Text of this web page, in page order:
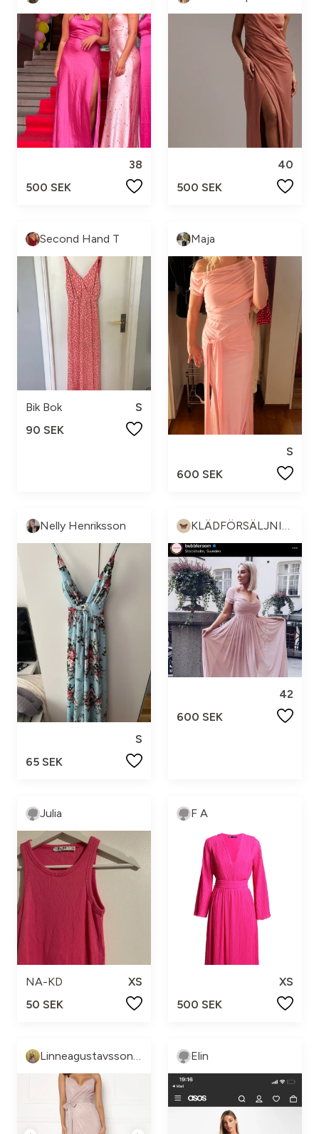
38
500 SEK
40
500 SEK
Second Hand T
Bik Bok
S
90 SEK
Maja
S
600 SEK
Nelly Henriksson
S
65 SEK
KLÄDFÖRSÄLJNING
42
600 SEK
Julia
NA-KD
XS
50 SEK
F A
XS
500 SEK
Linneagustavsson151 Elin